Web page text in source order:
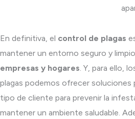
En definitiva, el control de plagas
mantener un entorno seguro y
empresas y hogares. Y, para ello,
plagas podemos ofrecer soluciones
tipo de cliente para prevenir la
mantener un ambiente saludable.